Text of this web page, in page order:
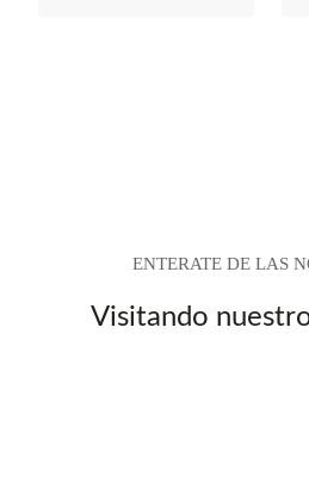
ENTERATE DE LAS
Visitando